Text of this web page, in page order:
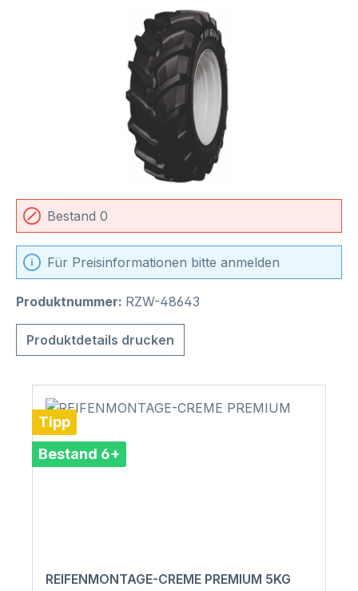
Bildergalerie überspringen
Bestand 0
Für Preisinformationen bitte anmelden
Produktnummer: RZW-48643
Produktdetails drucken
Tipp
Bestand 6+
REIFENMONTAGE-CREME PREMIUM 5KG